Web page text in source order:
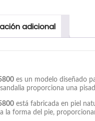
adicional
es un modelo diseñado
proporciona una
está fabricada en piel
la forma del pie,